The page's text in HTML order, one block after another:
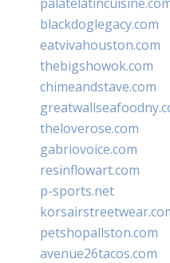
blackdoglegacy.com
eatvivahouston.com
thebigshowok.com
chimeandstave.com
theloverose.com
gabriovoice.com
resinflowart.com
p-sports.net
petshopallston.com
avenue26tacos.com